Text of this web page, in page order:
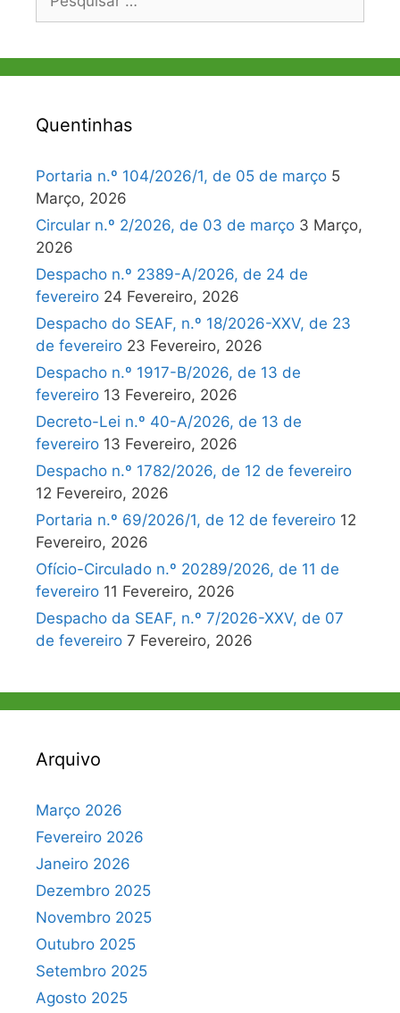
Quentinhas
Portaria n.º 104/2026/1, de 05 de março 5
Março, 2026
Circular n.º 2/2026, de 03 de março 3 Março,
2026
Despacho n.º 2389-A/2026, de 24 de
fevereiro 24 Fevereiro, 2026
Despacho do SEAF, n.º 18/2026-XXV, de 23
de fevereiro 23 Fevereiro, 2026
Despacho n.º 1917-B/2026, de 13 de
fevereiro 13 Fevereiro, 2026
Decreto-Lei n.º 40-A/2026, de 13 de
fevereiro 13 Fevereiro, 2026
Despacho n.º 1782/2026, de 12 de fevereiro
12 Fevereiro, 2026
Portaria n.º 69/2026/1, de 12 de fevereiro 12
Fevereiro, 2026
Ofício-Circulado n.º 20289/2026, de 11 de
fevereiro 11 Fevereiro, 2026
Despacho da SEAF, n.º 7/2026-XXV, de 07
de fevereiro 7 Fevereiro, 2026
Arquivo
Março 2026
Fevereiro 2026
Janeiro 2026
Dezembro 2025
Novembro 2025
Outubro 2025
Setembro 2025
Agosto 2025